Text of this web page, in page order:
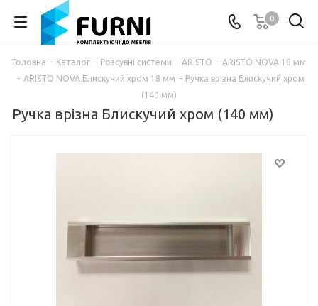
0
Головна - Каталог - Розсувні системи - ARISTO - ARISTO NOVA 18 мм
- ARISTO NOVA Блискучий хром 18 мм - Ручка врізна Блискучий хром
(140 мм)
Ручка врізна Блискучий хром (140 мм)